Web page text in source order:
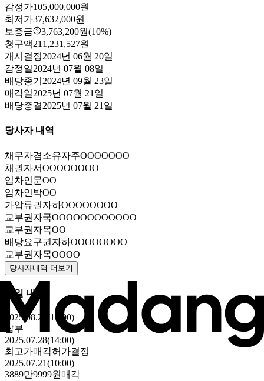
감정가105,000,000원
최저가37,632,000원
보증금
3,763,200원(10%)
청구액211,231,527원
개시결정2024년 06월 20일
감정일2024년 07월 08일
배당종기 2024년 09월 23일
매각일2025년 07월 21일
배당종결2025년 07월 21일
당사자 내역
채무자겸소유자주OOOOOOO
채권자서OOOOOOOO
임차인문OO
임차인박OO
가압류권자하OOOOOOOO
교부권자국OOOOOOOOOOOO
교부권자목OO
배당요구권자하OOOOOOOO
교부권자목OOOO
당사자내역 더보기
기일 내역
2025.08.28(16:00)
납부
2025.07.28(14:00)
최고가매각허가결정
2025.07.21(10:00)
3889만9999원 매각